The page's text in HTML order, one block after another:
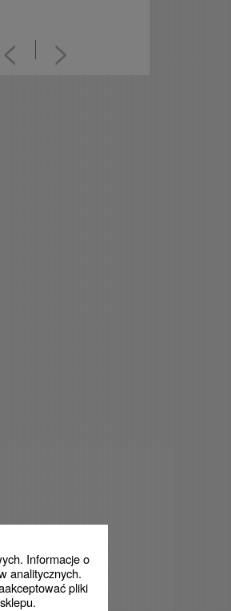
Informacje o
analitycznych.
pliki
< >